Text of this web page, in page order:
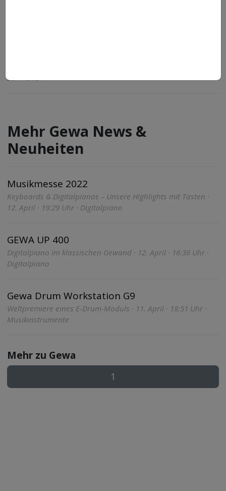
25.11.2024
Mehr Gewa News &
Neuheiten
Musikmesse 2022
Keyboards & Digitalpianos – Unsere Highlights mit Tasten ·
12. April · 19:29 Uhr · Digitalpiano
GEWA UP 400
Digitalpiano im klassischen Gewand · 12. April · 16:36 Uhr ·
Digitalpiano
Gewa Drum Workstation G9
Weltpremiere eines E-Drum-Moduls · 11. April · 18:51 Uhr ·
Musikinstrumente
Mehr zu Gewa
1